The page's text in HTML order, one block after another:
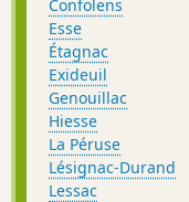
Confolens
Esse
Étagnac
Exideuil
Genouillac
Hiesse
La Péruse
Lésignac-Durand
Lessac